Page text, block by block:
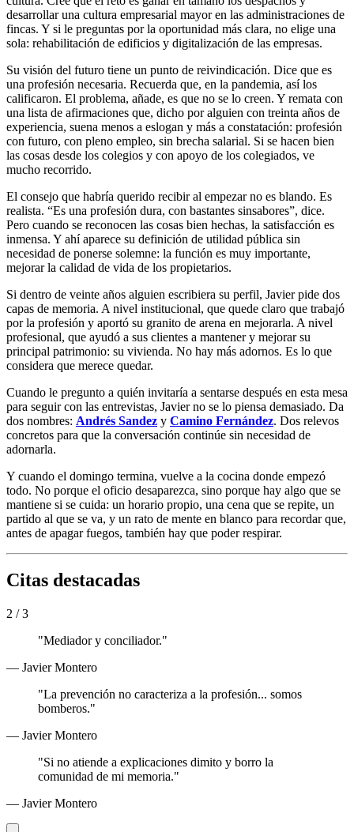
desarrollar una cultura empresarial mayor en las administraciones de
fincas. Y si le preguntas por la oportunidad más clara, no elige una
sola: rehabilitación de edificios y digitalización de las empresas.
Su visión del futuro tiene un punto de reivindicación. Dice que es
una profesión necesaria. Recuerda que, en la pandemia, así los
calificaron. El problema, añade, es que no se lo creen. Y remata con
una lista de afirmaciones que, dicho por alguien con treinta años de
experiencia, suena menos a eslogan y más a constatación: profesión
con futuro, con pleno empleo, sin brecha salarial. Si se hacen bien
las cosas desde los colegios y con apoyo de los colegiados, ve
mucho recorrido.
El consejo que habría querido recibir al empezar no es blando. Es
realista. “Es una profesión dura, con bastantes sinsabores”, dice.
Pero cuando se reconocen las cosas bien hechas, la satisfacción es
inmensa. Y ahí aparece su definición de utilidad pública sin
necesidad de ponerse solemne: la función es muy importante,
mejorar la calidad de vida de los propietarios.
Si dentro de veinte años alguien escribiera su perfil, Javier pide dos
capas de memoria. A nivel institucional, que quede claro que trabajó
por la profesión y aportó su granito de arena en mejorarla. A nivel
profesional, que ayudó a sus clientes a mantener y mejorar su
principal patrimonio: su vivienda. No hay más adornos. Es lo que
considera que merece quedar.
Cuando le pregunto a quién invitaría a sentarse después en esta mesa
para seguir con las entrevistas, Javier no se lo piensa demasiado. Da
dos nombres: Andrés Sandez y Camino Fernández. Dos relevos
concretos para que la conversación continúe sin necesidad de
adornarla.
Y cuando el domingo termina, vuelve a la cocina donde empezó
todo. No porque el oficio desaparezca, sino porque hay algo que se
mantiene si se cuida: un horario propio, una cena que se repite, un
partido al que se va, y un rato de mente en blanco para recordar que,
antes de apagar fuegos, también hay que poder respirar.
Citas destacadas
3 / 3
"Mediador y conciliador."
— Javier Montero
"La prevención no caracteriza a la profesión... somos
bomberos."
— Javier Montero
"Si no atiende a explicaciones dimito y borro la
comunidad de mi memoria."
— Javier Montero